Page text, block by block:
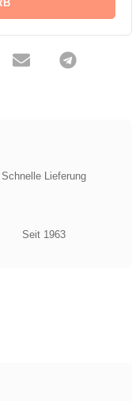
Schnelle Lieferung
Seit 1963